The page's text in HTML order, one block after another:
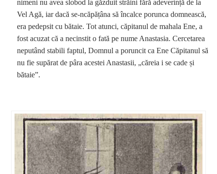
nimeni nu avea slobod la găzduit străini fără adeverință de la
Vel Agă, iar dacă se-ncăpățâna să încalce porunca domnească,
era pedepsit cu bătaie. Tot atunci, căpitanul de mahala Ene, a
fost acuzat că a necinstit o fată pe nume Anastasia. Cercetarea
neputând stabili faptul, Domnul a poruncit ca Ene Căpitanul să
nu fie supărat de pâra acestei Anastasii, „căreia i se cade și
bătaie”.